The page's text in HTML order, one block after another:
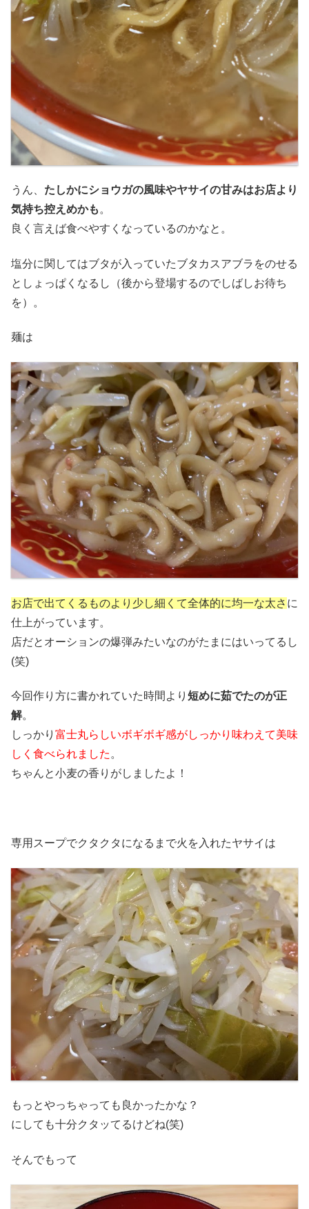
うん、 たしかにショウガの風味やヤサイの甘みはお店より
気持ち控えめかも 。
良く言えば食べやすくなっているのかなと。
塩分に関してはブタが入っていたブタカスアブラをのせる
としょっぱくなるし（後から登場するのでしばしお待ち
を）。
麺は
お店で出てくるものより少し細くて全体的に均一な太さ に
仕上がっています。
店だとオーションの爆弾みたいなのがたまにはいってるし
(笑)
今回作り方に書かれていた時間より 短めに茹でたのが正
解。
しっかり 富士丸らしいボギボギ感がしっかり味わえて美味
しく食べられました 。
ちゃんと小麦の香りがしましたよ！
専用スープでクタクタになるまで火を入れたヤサイは
もっとやっちゃっても良かったかな？
にしても十分クタッてるけどね(笑)
そんでもって